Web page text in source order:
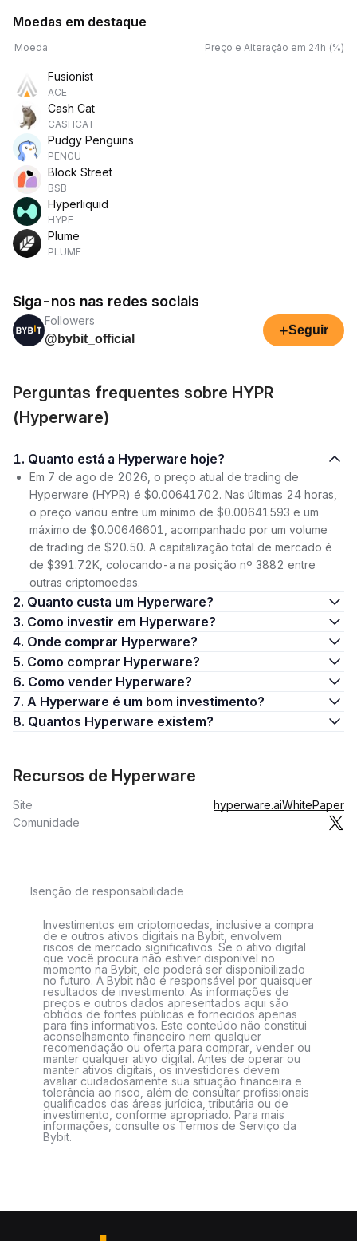
Moedas em destaque
Moeda Preço e Alteração em 24h (%)
Fusionist
ACE
Cash Cat
CASHCAT
Pudgy Penguins
PENGU
Block Street
BSB
Hyperliquid
HYPE
Plume
PLUME
Siga-nos nas redes sociais
Followers
@bybit_official
+Seguir
Perguntas frequentes sobre HYPR
(Hyperware)
1. Quanto está a Hyperware hoje?
Em 7 de ago de 2026, o preço atual de trading de
Hyperware (HYPR) é $0.00641702. Nas últimas 24 horas,
o preço variou entre um mínimo de $0.00641593 e um
máximo de $0.00646601, acompanhado por um volume
de trading de $20.50. A capitalização total de mercado é
de $391.72K, colocando-a na posição nº 3882 entre
outras criptomoedas.
2. Quanto custa um Hyperware?
3. Como investir em Hyperware?
4. Onde comprar Hyperware?
5. Como comprar Hyperware?
6. Como vender Hyperware?
7. A Hyperware é um bom investimento?
8. Quantos Hyperware existem?
Recursos de Hyperware
Site hyperware.aiWhitePaper
Comunidade
Isenção de responsabilidade
Investimentos em criptomoedas, inclusive a compra
de e outros ativos digitais na Bybit, envolvem
riscos de mercado significativos. Se o ativo digital
que você procura não estiver disponível no
momento na Bybit, ele poderá ser disponibilizado
no futuro. A Bybit não é responsável por quaisquer
resultados de investimento. As informações de
preços e outros dados apresentados aqui são
obtidos de fontes públicas e fornecidos apenas
para fins informativos. Este conteúdo não constitui
aconselhamento financeiro nem qualquer
recomendação ou oferta para comprar, vender ou
manter qualquer ativo digital. Antes de operar ou
manter ativos digitais, os investidores devem
avaliar cuidadosamente sua situação financeira e
tolerância ao risco, além de consultar profissionais
qualificados das áreas jurídica, tributária ou de
investimento, conforme apropriado. Para mais
informações, consulte os Termos de Serviço da
Bybit.